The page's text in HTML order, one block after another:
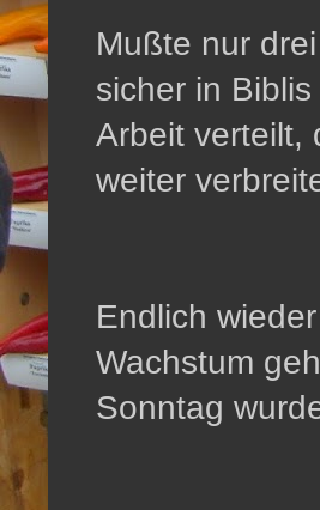
Mußte nur
sicher in
Arbeit verteilt,
weiter
Endlich
Wachstum
Sonntag